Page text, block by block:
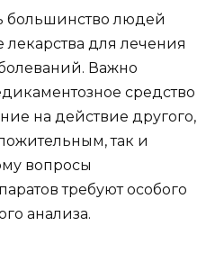
большинство людей
для лечения
Важно
средство
на действие другого,
так и
вопросы
требуют особого
анализа.